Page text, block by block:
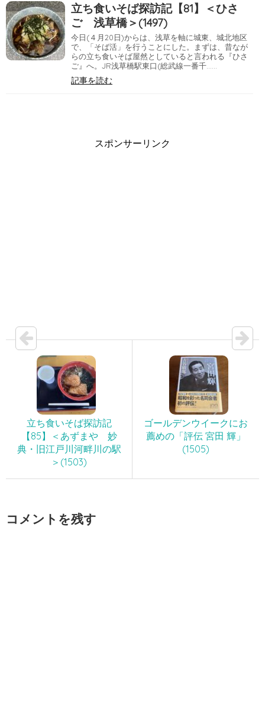
立ち食いそば探訪記【81】＜ひさ
ご 浅草橋＞(1497)
今日(４月20日)からは、浅草を軸に城東、城北地区
で、「そば活」を行うことにした。まずは、昔なが
らの立ち食いそば屋然としていると言われる『ひさ
ご』へ。JR浅草橋駅東口(総武線一番千……
記事を読む
スポンサーリンク
立ち食いそば探訪記
【85】＜あずまや 妙
典・旧江戸川河畔川の駅
＞(1503)
ゴールデンウイークにお
薦めの「評伝 宮田 輝」
(1505)
コメントを残す